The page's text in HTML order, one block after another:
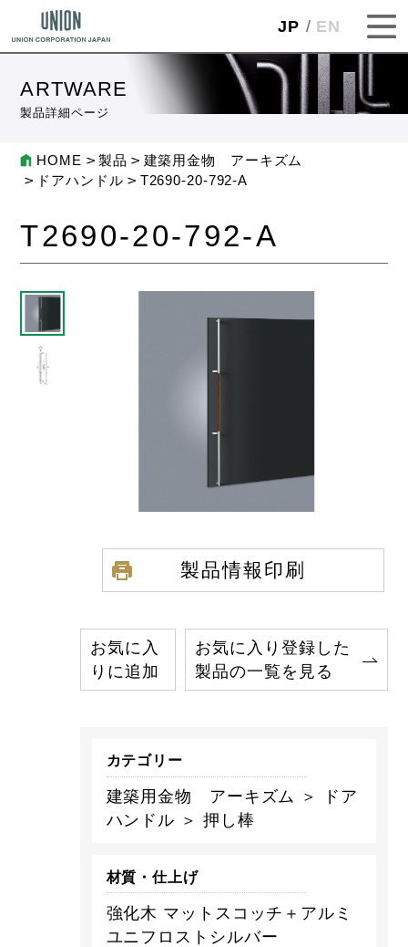
JP EN
ARTWARE
製品詳細ページ
HOME 製品
建築用金物 アーキズム
ドアハンドル
T2690-20-792-A
T2690-20-792-A
製品情報印刷
お気に入
りに追加
お気に入り登録した
製品の一覧を見る
カテゴリー
建築用金物 アーキズム ＞ ドア
ハンドル ＞ 押し棒
材質・仕上げ
強化木 マットスコッチ＋アルミ
ユニフロストシルバー